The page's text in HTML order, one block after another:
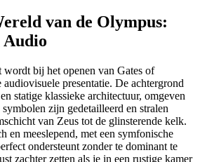
van de Olympus:
Audio
wordt bij het openen van Gates of
presentatie. De achtergrond
statige klassieke architectuur, omgeven
zijn gedetailleerd en stralen
van Zeus tot de glinsterende kelk.
en meeslepend, met een symfonische
ondersteunt zonder te dominant te
zachter zetten als je in een rustige kamer